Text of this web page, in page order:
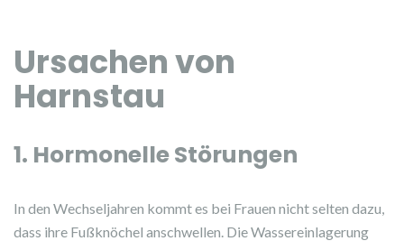
Ursachen von
Harnstau
1. Hormonelle Störungen
In den Wechseljahren kommt es bei Frauen nicht selten dazu,
dass ihre Fußknöchel anschwellen. Die Wassereinlagerung